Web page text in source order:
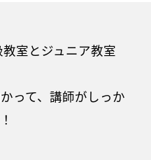
室とジュニア教室
って、講師がしっか